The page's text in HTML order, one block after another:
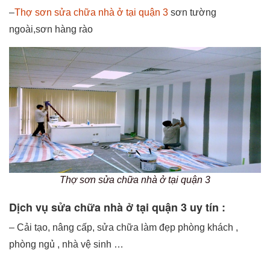
–Thợ sơn sửa chữa nhà ở tại quận 3 sơn tường
ngoài,sơn hàng rào
Thợ sơn sửa chữa nhà ở tại quận 3
Dịch vụ sửa chữa nhà ở tại quận 3 uy tín :
– Cải tạo, nâng cấp, sửa chữa làm đẹp phòng khách ,
phòng ngủ , nhà vệ sinh …